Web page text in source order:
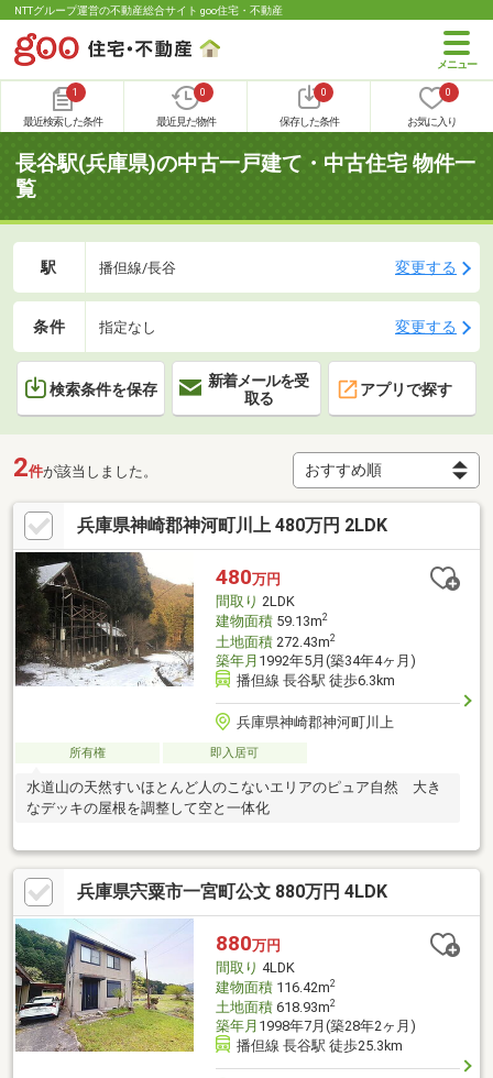
NTTグループ運営の不動産総合サイト goo住宅・不動産
1
最近検索した条件
0
最近見た物件
0
保存した条件
0
お気に入り
長谷駅(兵庫県)の中古一戸建て・中古住宅 物件一
覧
駅 播但線/長谷 変更する
条件 指定なし 変更する
検索条件を保存
新着メールを受
取る
アプリで探す
2件が該当しました。
兵庫県神崎郡神河町川上 480万円 2LDK
480万円
間取り 2LDK
建物面積59.13m2
土地面積272.43m2
築年月 1992年5月(築34年4ヶ月)
播但線 長谷駅 徒歩6.3km
兵庫県神崎郡神河町川上
所有権 即入居可
水道山の天然すいほとんど人のこないエリアのピュア自然 大き
なデッキの屋根を調整して空と一体化
兵庫県宍粟市一宮町公文 880万円 4LDK
880万円
間取り 4LDK
建物面積116.42m2
土地面積618.93m2
築年月 1998年7月(築28年2ヶ月)
播但線 長谷駅 徒歩25.3km